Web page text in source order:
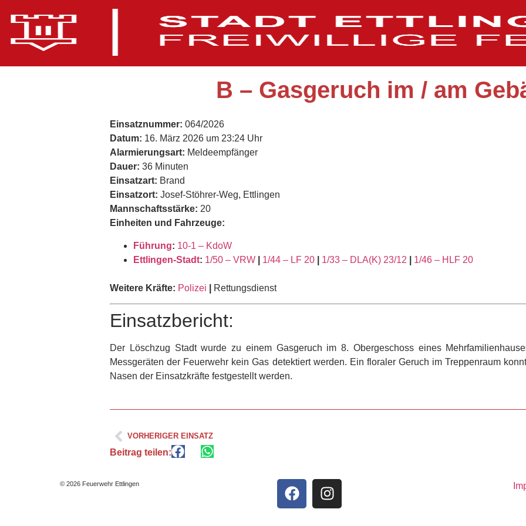
B – Gasgeruch im / am
Einsatznummer: 064/2026
Datum: 16. März 2026 um 23:24 Uhr
Alarmierungsart: Meldeempfänger
Dauer: 36 Minuten
Einsatzart: Brand
Einsatzort: Josef-Stöhrer-Weg, Ettlingen
Mannschaftsstärke: 20
Einheiten und Fahrzeuge:
Führung: 10-1 – KdoW
Ettlingen-Stadt: 1/50 – VRW 1/44 – LF 20 1/33 – DLA(K) 23/12 1/46 – HLF 20
Weitere Kräfte: Polizei Rettungsdienst
Einsatzbericht:
Der Löschzug Stadt wurde zu einem Gasgeruch im 8. Obergeschoss eines
Messgeräten der Feuerwehr kein Gas detektiert werden. Ein floraler Geruch im Treppenraum
Nasen der Einsatzkräfte festgestellt werden.
VORHERIGER EINSATZ
Beitrag teilen:
© 2026 Feuerwehr Ettlingen